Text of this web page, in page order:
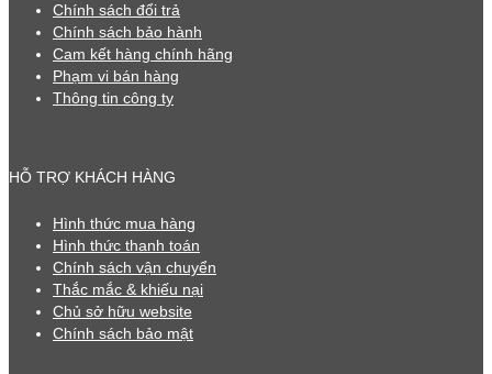
Chính sách đổi trả
Chính sách bảo hành
Cam kết hàng chính hãng
Phạm vi bán hàng
Thông tin công ty
HỖ TRỢ KHÁCH HÀNG
Hình thức mua hàng
Hình thức thanh toán
Chính sách vận chuyển
Thắc mắc & khiếu nại
Chủ sở hữu website
Chính sách bảo mật